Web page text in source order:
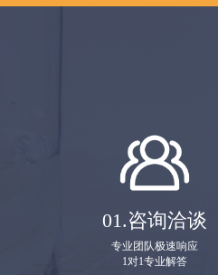
01.咨询洽谈
专业团队极速响应
1对1专业解答